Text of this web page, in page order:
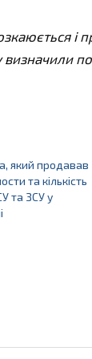
і
який продавав
та кількість
та ЗСУ у